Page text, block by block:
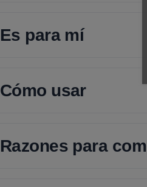
Es para mí
Cómo usar
Razones para